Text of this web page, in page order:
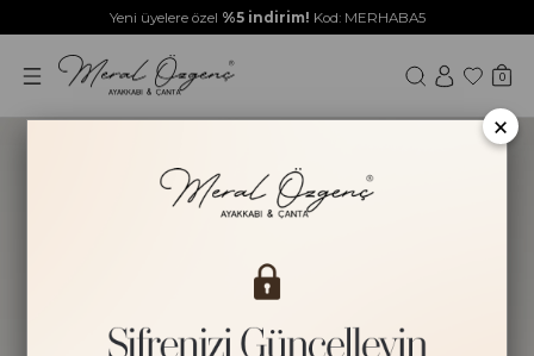
Yeni üyelere özel %5 indirim! Kod: MERHABA5
0
×